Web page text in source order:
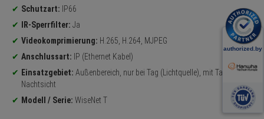
Schutzart: IP66
IR-Sperrfilter: Ja
Videokomprimierung: H.265, H.264, MJPEG
Anschlussart: IP (Ethernet Kabel)
Einsatzgebiet: Außenbereich, nur bei Tag (Lichtquelle), mit Tag-&
Nachtsicht
Modell / Serie: WiseNet T